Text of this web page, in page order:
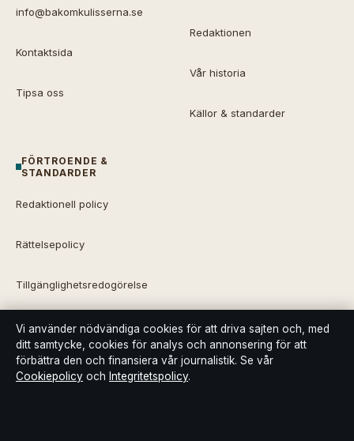
info@bakomkulisserna.se
Kontaktsida
Tipsa oss
Redaktionen
Vår historia
Källor & standarder
FÖRTROENDE &
STANDARDER
Redaktionell policy
Rättelsepolicy
Tillgänglighetsredogörelse
Integritetspolicy
Kändisar & integritet
Vi använder nödvändiga cookies för att driva sajten och, med
ditt samtycke, cookies för analys och annonsering för att
förbättra den och finansiera vår journalistik. Se vår
Cookiepolicy och Integritetspolicy.